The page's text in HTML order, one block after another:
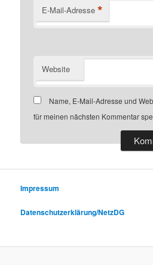
E-Mail-Adresse *
Website
Name, E-Mail-Adresse und
für meinen nächsten Kommentar
Impressum
Datenschutzerklärung/NetzDG